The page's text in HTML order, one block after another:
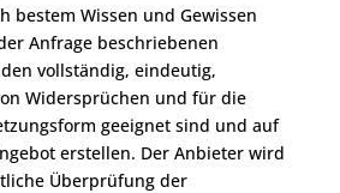
bestem Wissen und Gewissen
Anfrage beschriebenen
vollständig, eindeutig,
Widersprüchen und für die
geeignet sind und auf
erstellen. Der Anbieter wird
Überprüfung der